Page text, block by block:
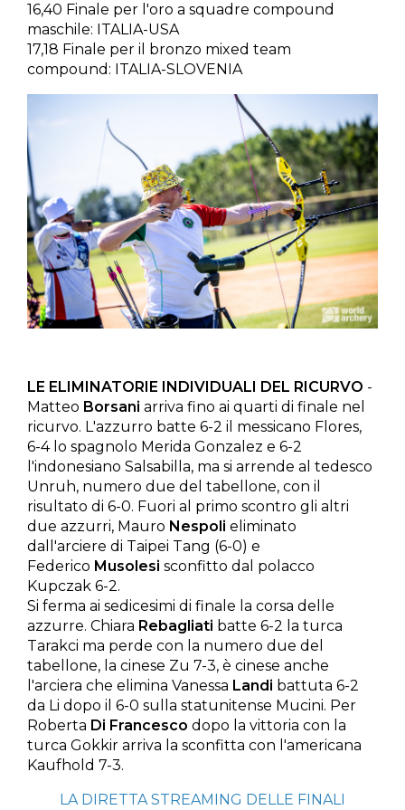
16,40 Finale per l'oro a squadre compound
maschile: ITALIA-USA
17,18 Finale per il bronzo mixed team
compound: ITALIA-SLOVENIA
LE ELIMINATORIE INDIVIDUALI DEL RICURVO -
Matteo Borsani arriva fino ai quarti di finale nel
ricurvo. L'azzurro batte 6-2 il messicano Flores,
6-4 lo spagnolo Merida Gonzalez e 6-2
l'indonesiano Salsabilla, ma si arrende al tedesco
Unruh, numero due del tabellone, con il
risultato di 6-0. Fuori al primo scontro gli altri
due azzurri, Mauro Nespoli eliminato
dall'arciere di Taipei Tang (6-0) e
Federico Musolesi sconfitto dal polacco
Kupczak 6-2.
Si ferma ai sedicesimi di finale la corsa delle
azzurre. Chiara Rebagliati batte 6-2 la turca
Tarakci ma perde con la numero due del
tabellone, la cinese Zu 7-3, è cinese anche
l'arciera che elimina Vanessa Landi battuta 6-2
da Li dopo il 6-0 sulla statunitense Mucini. Per
Roberta Di Francesco dopo la vittoria con la
turca Gokkir arriva la sconfitta con l'americana
Kaufhold 7-3.
LA DIRETTA STREAMING DELLE FINALI